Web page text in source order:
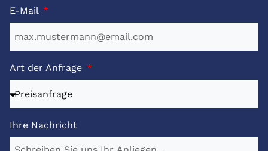
E-Mail
Art der Anfrage
Ihre Nachricht